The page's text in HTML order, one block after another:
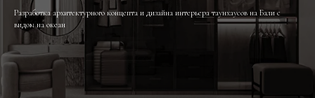
Разработка архитектурного концепта и дизайна интерьера таунхаусов на Бали с
видом на океан